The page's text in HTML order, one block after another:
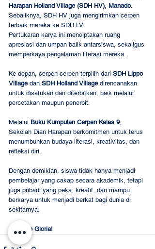
Harapan Holland Village (SDH HV), Manado.
Sebaliknya, SDH HV juga mengirimkan cerpen
terbaik mereka ke SDH LV.
Pertukaran karya ini menciptakan ruang
apresiasi dan umpan balik antarsiswa, sekaligus
memperkaya pengalaman literasi mereka.
Ke depan, cerpen-cerpen terpilih dari SDH Lippo
Village dan SDH Holland Village direncanakan
untuk disatukan dan diterbitkan, baik melalui
percetakan maupun penerbit.
Melalui Buku Kumpulan Cerpen Kelas 9,
Sekolah Dian Harapan berkomitmen untuk terus
menumbuhkan budaya literasi, kreativitas, dan
refleksi diri.
Dengan demikian, siswa tidak hanya menjadi
pembelajar yang cakap secara akademik, tetapi
juga pribadi yang peka, kreatif, dan mampu
berkarya untuk menjadi berkat bagi dunia di
sekitarnya.
Soli Deo Gloria!